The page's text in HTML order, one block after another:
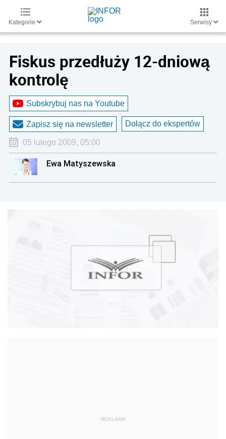
Kategorie Serwisy
Fiskus przedłuży 12-dniową
kontrolę
Subskrybuj nas na Youtube
Zapisz się na newsletter Dołącz do ekspertów
05 lutego 2009, 05:00
Ewa Matyszewska